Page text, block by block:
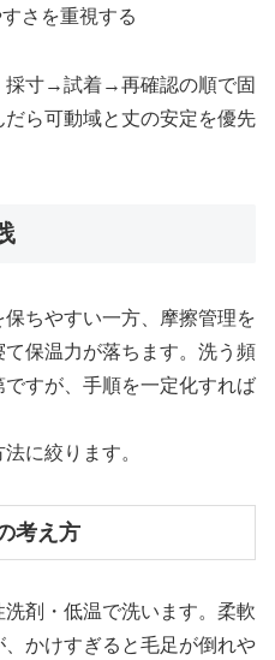
さを重視する
採寸→試着→再確認の順で固
ら可動域と丈の安定を優先
ちやすい一方、摩擦管理を
保温力が落ちます。洗う頻
すが、手順を一定化すれば
に絞ります。
考え方
剤・低温で洗います。柔軟
かけすぎると毛足が倒れや